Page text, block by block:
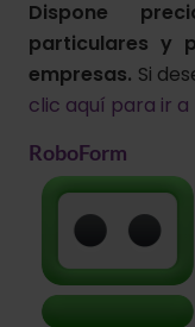
Dispone
particulares y
empresas. Si
clic aquí para ir a
RoboForm